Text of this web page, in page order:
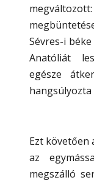
Sévres-i
Anatóliát
egésze
hangsúlyozta
Ezt követően
az
megszálló